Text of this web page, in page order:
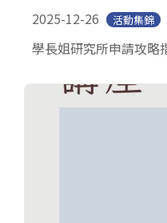
2025-12-26 活動集錦
學長姐研究所申請攻略